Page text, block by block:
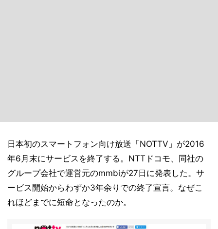
日本初のスマートフォン向け放送「NOTTV」が2016
年6月末にサービスを終了する。NTTドコモ、同社の
グループ会社で運営元のmmbiが27日に発表した。サ
ービス開始からわずか3年余りでの終了宣言。なぜこ
れほどまでに短命となったのか。